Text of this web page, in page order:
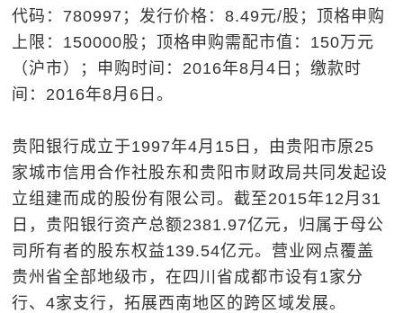
代码：780997；发行价格：8.49元/股；顶格申购
上限：150000股；顶格申购需配市值：150万元
（沪市）；申购时间：2016年8月4日；缴款时
间：2016年8月6日。
贵阳银行成立于1997年4月15日，由贵阳市原25
家城市信用合作社股东和贵阳市财政局共同发起设
立组建而成的股份有限公司。截至2015年12月31
日，贵阳银行资产总额2381.97亿元，归属于母公
司所有者的股东权益139.54亿元。营业网点覆盖
贵州省全部地级市，在四川省成都市设有1家分
行、4家支行，拓展西南地区的跨区域发展。